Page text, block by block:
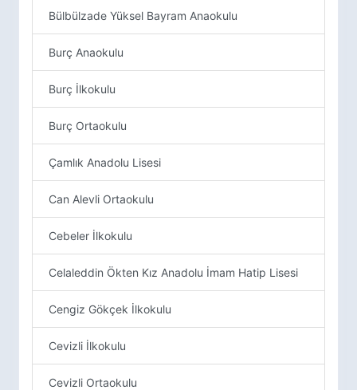
Bülbülzade Yüksel Bayram Anaokulu
Burç Anaokulu
Burç İlkokulu
Burç Ortaokulu
Çamlık Anadolu Lisesi
Can Alevli Ortaokulu
Cebeler İlkokulu
Celaleddin Ökten Kız Anadolu İmam Hatip Lisesi
Cengiz Gökçek İlkokulu
Cevizli İlkokulu
Cevizli Ortaokulu